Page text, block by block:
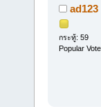
ad123
กระทู้: 59
Popular